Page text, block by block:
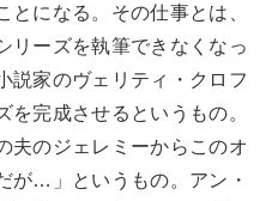
とになる。その仕事とは、
リーズを執筆できなくなっ
説家のヴェリティ・クロフ
を完成させるというもの。
夫のジェレミーからこのオ
が…」というもの。アン・